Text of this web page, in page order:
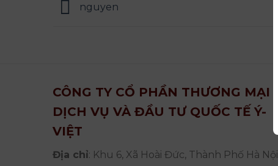
nguyen
CÔNG TY CỔ PHẦN THƯƠNG MẠI
DỊCH VỤ VÀ ĐẦU TƯ QUỐC TẾ Ý-
VIỆT
Địa chỉ: Khu 6, Xã Hoài Đức, Thành Phố Hà Nội